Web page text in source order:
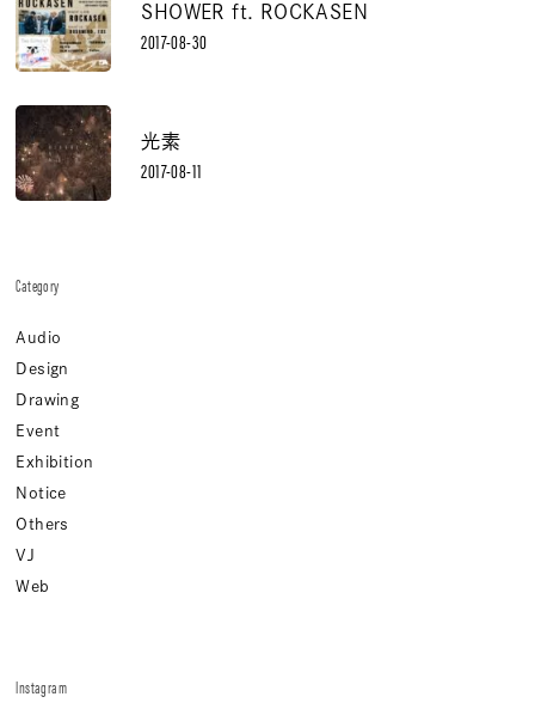
SHOWER ft. ROCKASEN
2017-08-30
光素
2017-08-11
Category
Audio
Design
Drawing
Event
Exhibition
Notice
Others
VJ
Web
Instagram